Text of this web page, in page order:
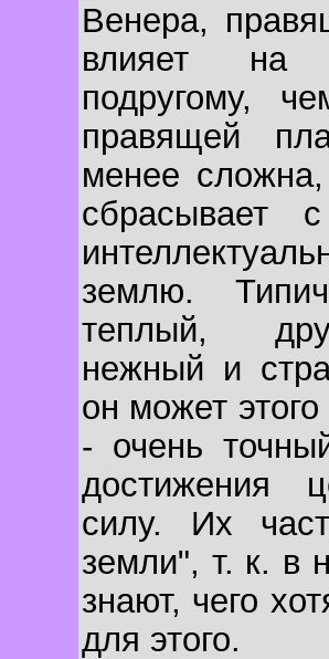
Венера,
влияет на
подругому,
правящей
менее сложна,
сбрасывает
землю.
теплый,
нежный и
он может
- очень
достижения
силу. Их
земли", т. к. в
знают, чего
для этого.